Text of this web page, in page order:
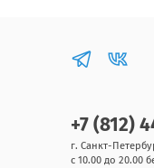
+7 (812)
г. Санкт-
с 10.00 до 20.00